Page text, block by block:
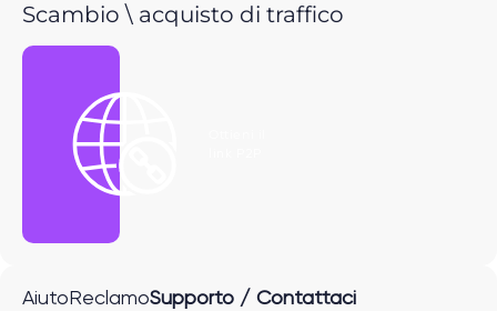
Scambio \ acquisto di traffico
Aiuto ReclamoSupporto / Contattaci